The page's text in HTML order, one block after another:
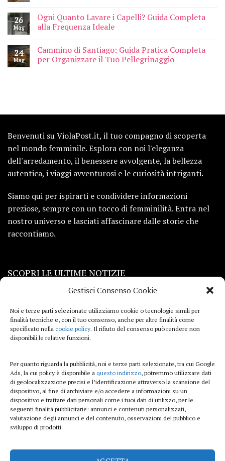
Gestisci Consenso Cookie
Noi e terze parti selezionate utilizziamo cookie o tecnologie simili per
finalità tecniche e, con il tuo consenso, anche per altre finalità come
specificato nella cookie policy. Il rifiuto del consenso può rendere non
disponibili le relative funzioni.
Per quanto riguarda la pubblicità, noi e terze parti selezionate, tra cui Google
Ads, la cui policy è disponibile a questo indirizzo, potremmo utilizzare dati
di geolocalizzazione precisi e l’identificazione attraverso la scansione del
dispositivo, al fine di archiviare e/o accedere a informazioni su un
dispositivo e trattare dati personali come i tuoi dati di utilizzo, per le
seguenti finalità pubblicitarie: annunci e contenuti personalizzati,
valutazione degli annunci e del contenuto, osservazioni del pubblico e
sviluppo di prodotti.
26
Mag
Ogni Quanto Lavare i Capelli? Guida Completa
alla Frequenza Ideale
24
Mag
Cammino di Santiago: Guida Pratica Completa
per Organizzare il Tuo Pellegrinaggio
Benvenuti su ViolaPost.it, il tuo compagno di scoperta
nel mondo femminile. Esplora con noi l'eleganza
dell'arredamento, il benessere avvolgente, la bellezza
autentica, i viaggi avventurosi e le curiosità intriganti.
Siamo qui per ispirarti e condividere informazioni
preziose, sempre con un tocco di femminilità. Entra nel
nostro universo e lasciati affascinare dalle storie che
raccontiamo.
SCOPRI LE ULTIME NOTIZIE
Viaggi
Beauty e benessere
Curiosità
Lifestyle
Sport
iTech